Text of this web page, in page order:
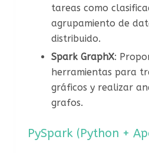
tareas como
agrupamiento de
distribuido.
Spark GraphX:
herramientas para
gráficos y realizar
grafos.
PySpark (Python +